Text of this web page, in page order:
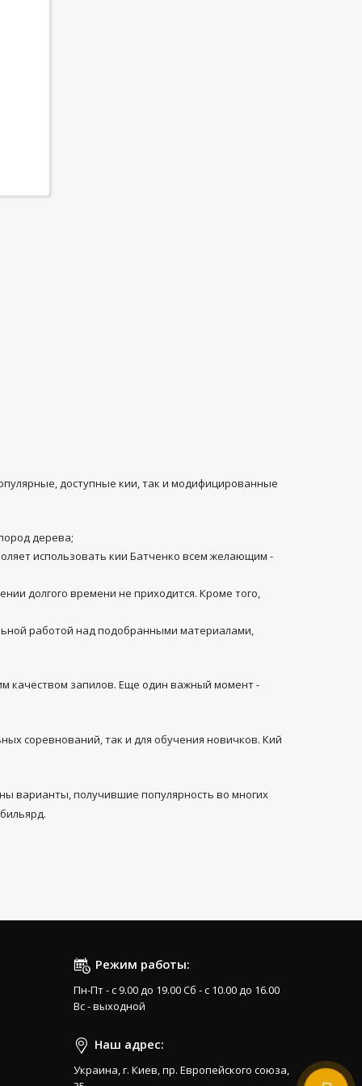
доступные кии, так и модифицированные
дерева;
использовать кии Батченко всем желающим -
долгого времени не приходится. Кроме того,
работой над подобранными материалами,
качеством запилов. Еще один важный момент -
соревнований, так и для обучения новичков. Кий
варианты, получившие популярность во многих
Режим работы:
Пн-Пт - с 9.00 до 19.00 Сб - с 10.00 до 16.00
Вс - выходной
Наш адрес:
Украина, г. Киев, пр. Европейского союза,